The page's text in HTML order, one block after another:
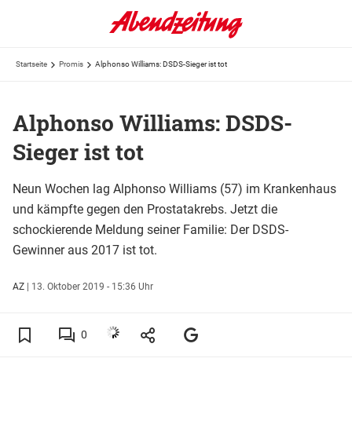
Startseite Promis Alphonso Williams: DSDS-Sieger ist tot
Alphonso Williams: DSDS-
Sieger ist tot
Neun Wochen lag Alphonso Williams (57) im Krankenhaus
und kämpfte gegen den Prostatakrebs. Jetzt die
schockierende Meldung seiner Familie: Der DSDS-
Gewinner aus 2017 ist tot.
AZ | 13. Oktober 2019 - 15:36 Uhr
0